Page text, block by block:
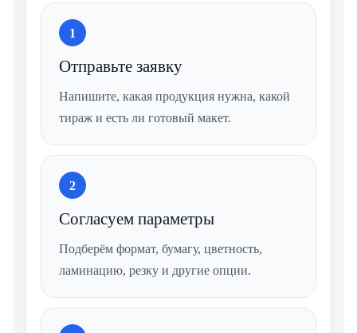
1
Отправьте заявку
Напишите, какая продукция нужна, какой
тираж и есть ли готовый макет.
2
Согласуем параметры
Подберём формат, бумагу, цветность,
ламинацию, резку и другие опции.